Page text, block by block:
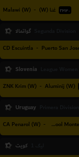
Malawi (W) - غنا (W) ۲۳:۳۰
گواتمالا
CD Escuintla - Puerto San
Slovenia
ZNK Krim (W) - Aluminij (W)
Uruguay
CA Penarol (W) - Liverpool Montevideo (W)
کویت